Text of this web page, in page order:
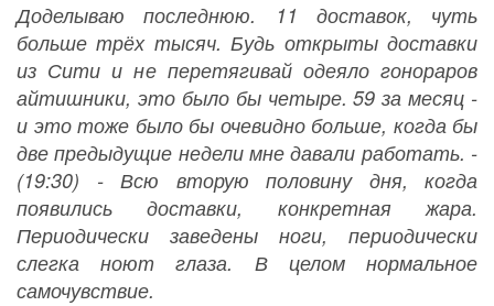
Доделываю последнюю. 11 доставок, чуть
больше трёх тысяч. Будь открыты доставки
из Сити и не перетягивай одеяло гонораров
айтишники, это было бы четыре. 59 за месяц -
и это тоже было бы очевидно больше, когда бы
две предыдущие недели мне давали работать. -
(19:30) - Всю вторую половину дня, когда
появились доставки, конкретная жара.
Периодически заведены ноги, периодически
слегка ноют глаза. В целом нормальное
самочувствие.